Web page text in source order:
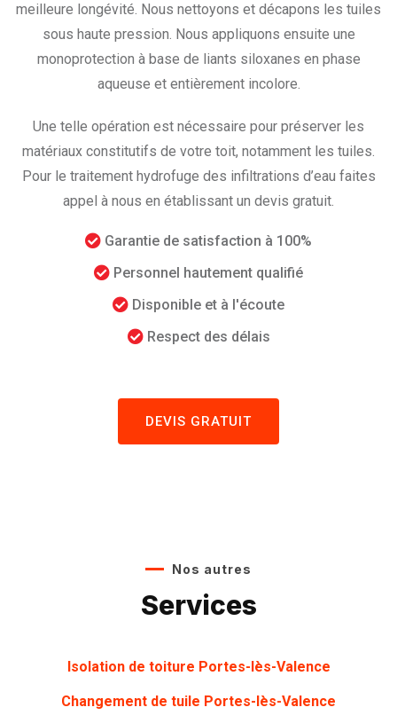
meilleure longévité. Nous nettoyons et décapons les tuiles
sous haute pression. Nous appliquons ensuite une
monoprotection à base de liants siloxanes en phase
aqueuse et entièrement incolore.
Une telle opération est nécessaire pour préserver les
matériaux constitutifs de votre toit, notamment les tuiles.
Pour le traitement hydrofuge des infiltrations d’eau faites
appel à nous en établissant un devis gratuit.
Garantie de satisfaction à 100%
Personnel hautement qualifié
Disponible et à l'écoute
Respect des délais
DEVIS GRATUIT
Nos autres
Services
Isolation de toiture Portes-lès-Valence
Changement de tuile Portes-lès-Valence